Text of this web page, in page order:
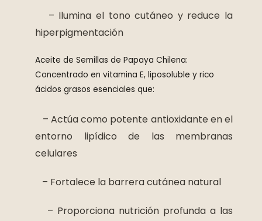
– Ilumina el tono cutáneo y reduce la
hiperpigmentación
Aceite de Semillas de Papaya Chilena:
Concentrado en vitamina E, liposoluble y rico
ácidos grasos esenciales que:
– Actúa como potente antioxidante en el
entorno lipídico de las membranas
celulares
– Fortalece la barrera cutánea natural
– Proporciona nutrición profunda a las